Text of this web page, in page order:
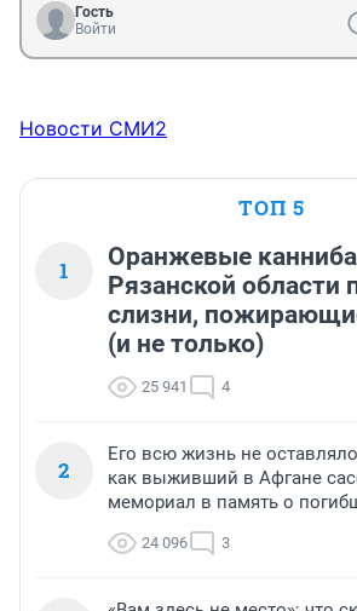
Гость
Войти
Новости СМИ2
ТОП 5
1
Оранжевые
Рязанской области
слизни,
(и не только)
25 941 4
2
Его всю жизнь не
как выживший в Афгане
мемориал в память о
24 096 3